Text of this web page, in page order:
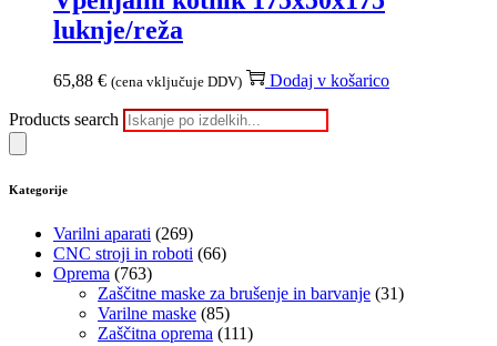
luknje/reža
65,88 € (cena vključuje DDV) Dodaj v košarico
Products search
Kategorije
Varilni aparati (269)
CNC stroji in roboti (66)
Oprema (763)
Zaščitne maske za brušenje in barvanje (31)
Varilne maske (85)
Zaščitna oprema (111)